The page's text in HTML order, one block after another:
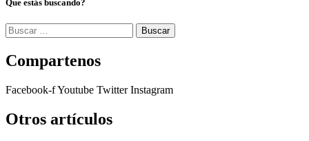
Que estás buscando?
Buscar:
Compartenos
Facebook-fYoutube Twitter Instagram
Otros artículos